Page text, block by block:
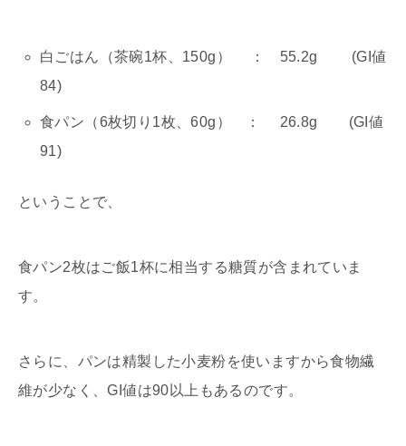
白ごはん（茶碗1杯、150g） ： 55.2g (GI値
84)
食パン（6枚切り1枚、60g） ： 26.8g (GI値
91)
ということで、
食パン2枚はご飯1杯に相当する糖質が含まれていま
す。
さらに、パンは精製した小麦粉を使いますから食物繊
維が少なく、GI値は90以上もあるのです。